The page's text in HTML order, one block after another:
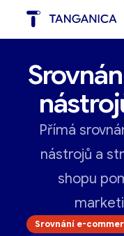
Přímá
nástrojů a
shopu
Srovnání e-